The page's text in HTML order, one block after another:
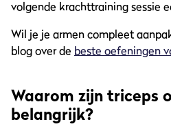
volgende krachttraining sessie
Wil je je armen compleet
blog over de beste oefeningen
Waarom zijn triceps
belangrijk?